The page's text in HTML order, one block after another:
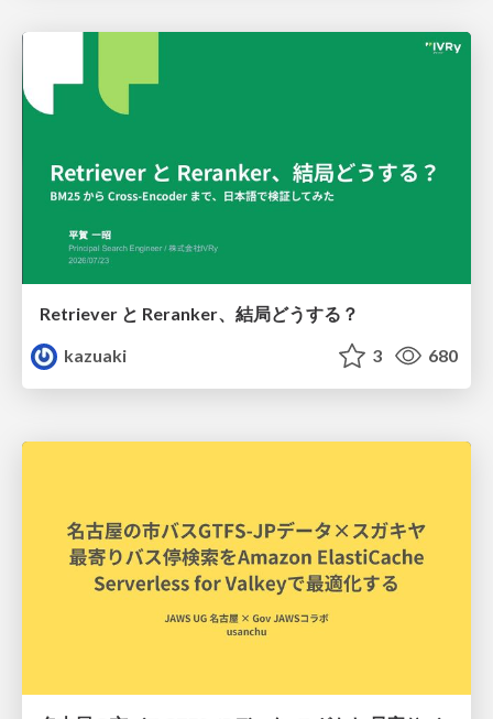
Retriever と Reranker、結局どうする？
kazuaki
3 680